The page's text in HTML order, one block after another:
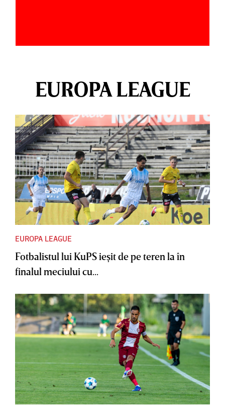
EUROPA LEAGUE
EUROPA LEAGUE
Fotbalistul lui KuPS ieşit de pe teren la în
finalul meciului cu...